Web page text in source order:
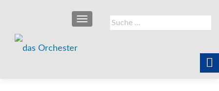
Suche
nach:
SCHALTE NAVIGATION